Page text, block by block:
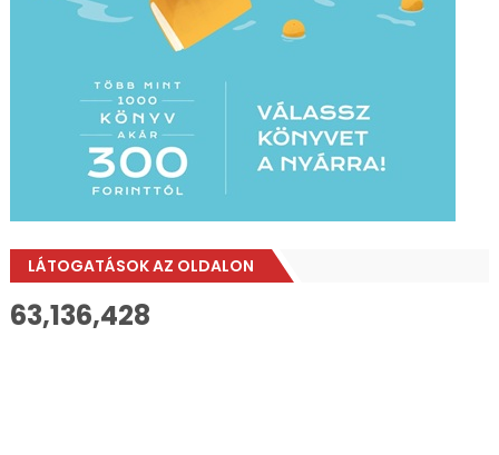
LÁTOGATÁSOK AZ OLDALON
63,136,428